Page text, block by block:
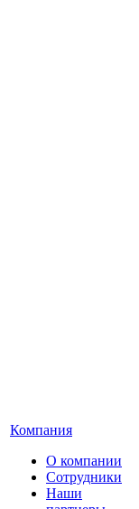
Компания
О компании
Сотрудники
Наши